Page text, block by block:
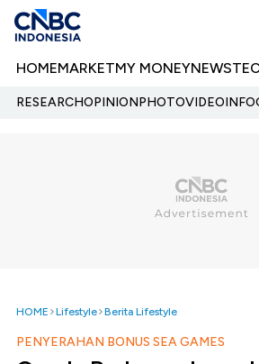
HOMEMARKETMY MONEYNEWS
RESEARCHOPINIONPHOTOVIDEO
HOME Lifestyle Berita Lifestyle
PENYERAHAN BONUS SEA GAMES